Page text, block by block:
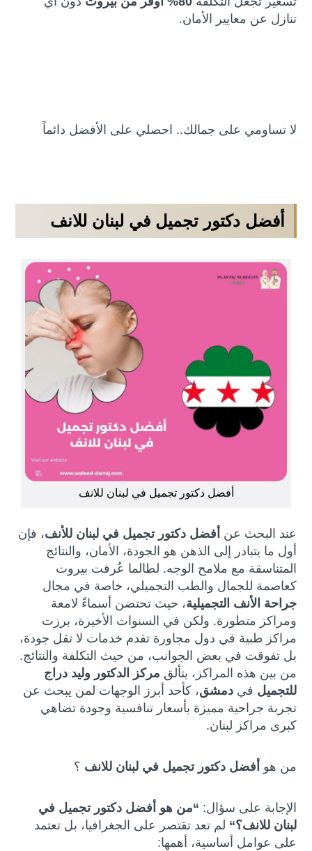
تنازل عن معايير الأمان.
لا تساومي على جمالك.. احصلي على الأفضل دائماً
أفضل دكتور تجميل في لبنان للانف
أفضل دكتور تجميل في لبنان للانف
عند البحث عن أفضل دكتور تجميل في لبنان للأنف، فإن
أول ما يتبادر إلى الذهن هو الجودة، الأمان، والنتائج
المتناسقة مع ملامح الوجه. لطالما عُرفت بيروت
كعاصمة للجمال والطب التجميلي، خاصة في مجال
جراحة الأنف التجميلية، حيث تحتضن أسماءً لامعة
ومراكز متطورة. ولكن في السنوات الأخيرة، برزت
مراكز طبية في دول مجاورة تقدم خدمات لا تقل جودة،
بل تفوقت في بعض الجوانب، من حيث التكلفة والنتائج.
من بين هذه المراكز، يتألق مركز الدكتور وليد دراج
للتجميل فيدمشق، كأحد أبرز الوجهات لمن يبحث عن
تجربة جراحية مميزة بأسعار تنافسية وجودة تضاهي
كبرى مراكز لبنان.
من هو أفضل دكتور تجميل في لبنان للانف ؟
الإجابة على سؤال: “من هو أفضل دكتور تجميل في
لبنان للانف؟“ لم تعد تقتصر على الجغرافيا، بل تعتمد
على عوامل أساسية، أهمها: